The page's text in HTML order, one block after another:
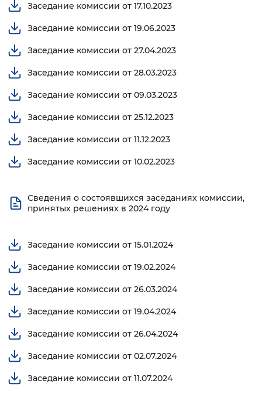
Заседание комиссии от 17.10.2023
Заседание комиссии от 19.06.2023
Заседание комиссии от 27.04.2023
Заседание комиссии от 28.03.2023
Заседание комиссии от 09.03.2023
Заседание комиссии от 25.12.2023
Заседание комиссии от 11.12.2023
Заседание комиссии от 10.02.2023
Сведения о состоявшихся заседаниях комиссии,
принятых решениях в 2024 году
Заседание комиссии от 15.01.2024
Заседание комиссии от 19.02.2024
Заседание комиссии от 26.03.2024
Заседание комиссии от 19.04.2024
Заседание комиссии от 26.04.2024
Заседание комиссии от 02.07.2024
Заседание комиссии от 11.07.2024